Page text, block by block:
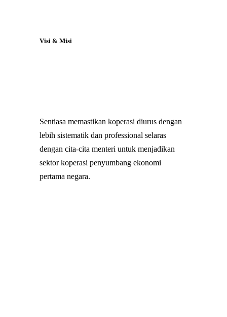
Visi & Misi
Sentiasa memastikan koperasi diurus dengan
lebih sistematik dan professional selaras
dengan cita-cita menteri untuk menjadikan
sektor koperasi penyumbang ekonomi
pertama negara.